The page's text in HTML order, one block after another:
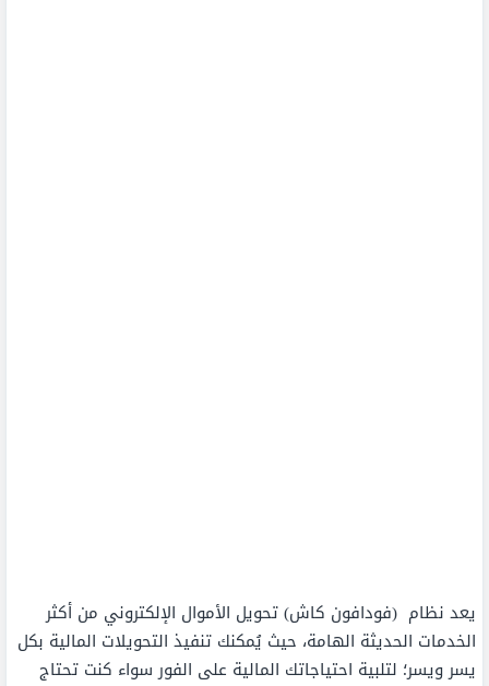
يعد نظام (فودافون كاش) تحويل الأموال الإلكتروني من أكثر
الخدمات الحديثة الهامة، حيث يُمكنك تنفيذ التحويلات المالية بكل
يسر ويسر؛ لتلبية احتياجاتك المالية على الفور سواء كنت تحتاج